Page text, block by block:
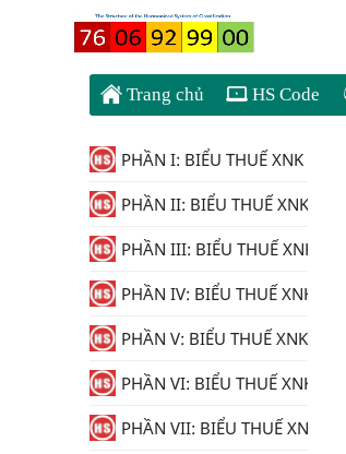
Trang chủ HS Code
PHẦN I: BIỂU THUẾ XNK
PHẦN II: BIỂU THUẾ XNK
PHẦN III: BIỂU THUẾ XNK
PHẦN IV: BIỂU THUẾ XNK
PHẦN V: BIỂU THUẾ XNK
PHẦN VI: BIỂU THUẾ XNK
PHẦN VII: BIỂU THUẾ XNK